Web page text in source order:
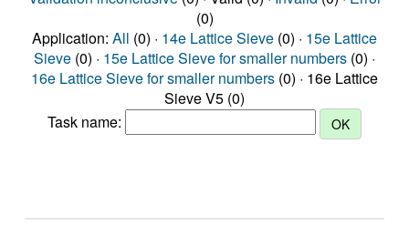
(0)
Application: All (0) · 14e Lattice Sieve (0) · 15e Lattice
Sieve (0) · 15e Lattice Sieve for smaller numbers (0) ·
16e Lattice Sieve for smaller numbers (0) · 16e Lattice
Sieve V5 (0)
Task name: